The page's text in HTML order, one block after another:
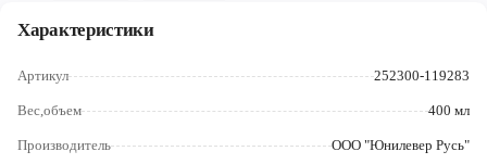
Рыбинск
Северодвинск
Характеристики
Артикул 252300-119283
Вес,объем 400 мл
Производитель ООО "Юнилевер Русь"